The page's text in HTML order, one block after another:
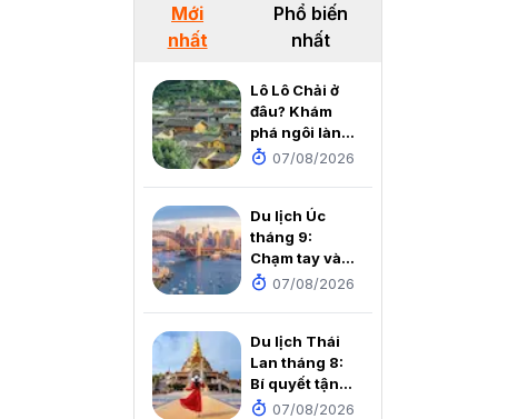
Mới
nhất
Phổ biến
nhất
Lô Lô Chải ở
đâu? Khám
phá ngôi làng
cổ đẹp như cổ
Lũng Cú
07/08/2026
Du lịch Úc
tháng 9:
Chạm tay vào
mùa xuân rực
07/08/2026
Du lịch Thái
Lan tháng 8:
Bí quyết tận
hưởng thiên
07/08/2026